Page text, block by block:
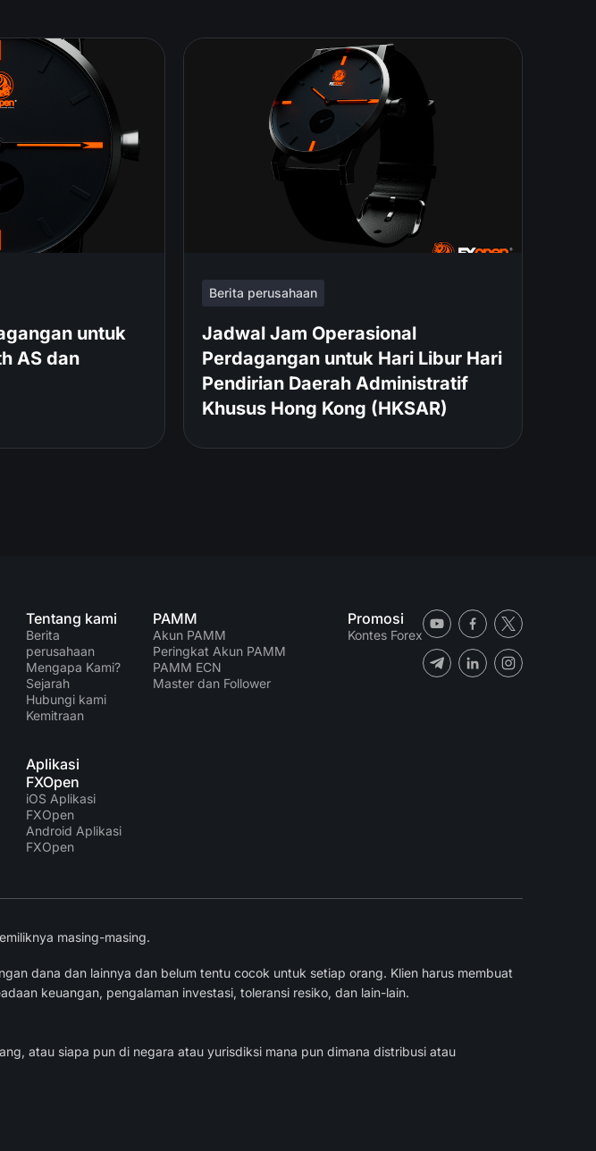
untuk
AS dan
Berita perusahaan
Jadwal Jam Operasional
Perdagangan untuk Hari Libur Hari
Pendirian Daerah Administratif
Khusus Hong Kong (HKSAR)
Tentang kami
Berita
perusahaan
Mengapa Kami?
Sejarah
Hubungi kami
Kemitraan
Aplikasi
FXOpen
iOS Aplikasi
FXOpen
Android Aplikasi
FXOpen
PAMM
Akun PAMM
Peringkat Akun PAMM
PAMM ECN
Master dan Follower
Promosi
Kontes Forex
masing-masing.
dana dan lainnya dan belum tentu cocok untuk setiap orang. Klien harus membuat
keuangan, pengalaman investasi, toleransi resiko, dan lain-lain.
atau siapa pun di negara atau yurisdiksi mana pun dimana distribusi atau